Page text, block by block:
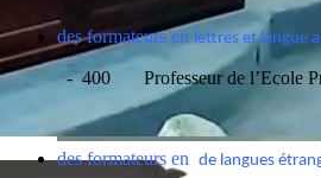
des formateurs en lettres et langue
- 400 Professeur de l’Ecole
des formateurs en de langues